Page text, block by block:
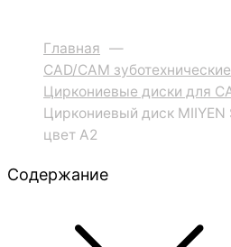
Главная —
CAD/CAM
Циркониевые диски для
Циркониевый диск MIIYEN
цвет A2
Содержание